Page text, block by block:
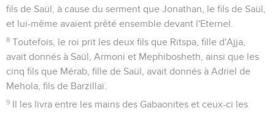
fils de Saül, à cause du serment que Jonathan, le fils de Saül,
et lui-même avaient prêté ensemble devant l'Eternel.
8 Toutefois, le roi prit les deux fils que Ritspa, fille d'Ajja,
avait donnés à Saül, Armoni et Mephibosheth, ainsi que les
cinq fils que Mérab, fille de Saül, avait donnés à Adriel de
Mehola, fils de Barzillaï.
9 Il les livra entre les mains des Gabaonites et ceux-ci les